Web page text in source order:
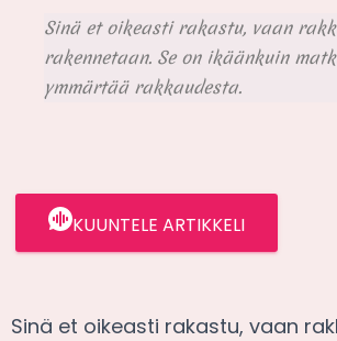
Sinä et oikeasti rakastu, vaan
rakennetaan. Se on ikäänkuin
ymmärtää rakkaudesta.
KUUNTELE ARTIKKELI
Sinä et oikeasti rakastu, vaan